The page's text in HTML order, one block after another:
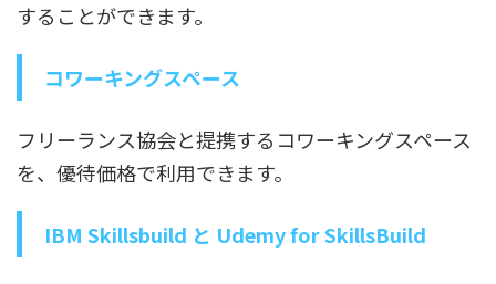
することができます。
コワーキングスペース
フリーランス協会と提携するコワーキングスペース
を、優待価格で利用できます。
IBM Skillsbuild と Udemy for SkillsBuild